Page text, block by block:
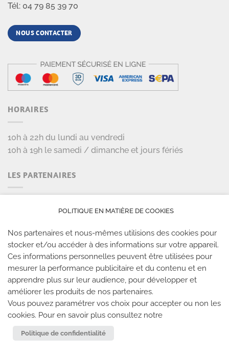
Tél: 04 79 85 39 70
NOUS CONTACTER
HORAIRES
10h à 22h du lundi au vendredi
10h à 19h le samedi / dimanche et jours fériés
LES PARTENAIRES
LES SALLES CLIMB UP
Climb Up vous accueille dans ses salles, partout en
France
TROUVE TA SALLE
POLITIQUE EN MATIÈRE DE COOKIES
Nos partenaires et nous-mêmes utilisions des cookies pour
stocker et/ou accéder à des informations sur votre appareil.
Ces informations personnelles peuvent être utilisées pour
mesurer la performance publicitaire et du contenu et en
apprendre plus sur leur audience, pour développer et
améliorer les produits de nos partenaires.
Vous pouvez paramétrer vos choix pour accepter ou non les
cookies. Pour en savoir plus consultez notre
Politique de confidentialité